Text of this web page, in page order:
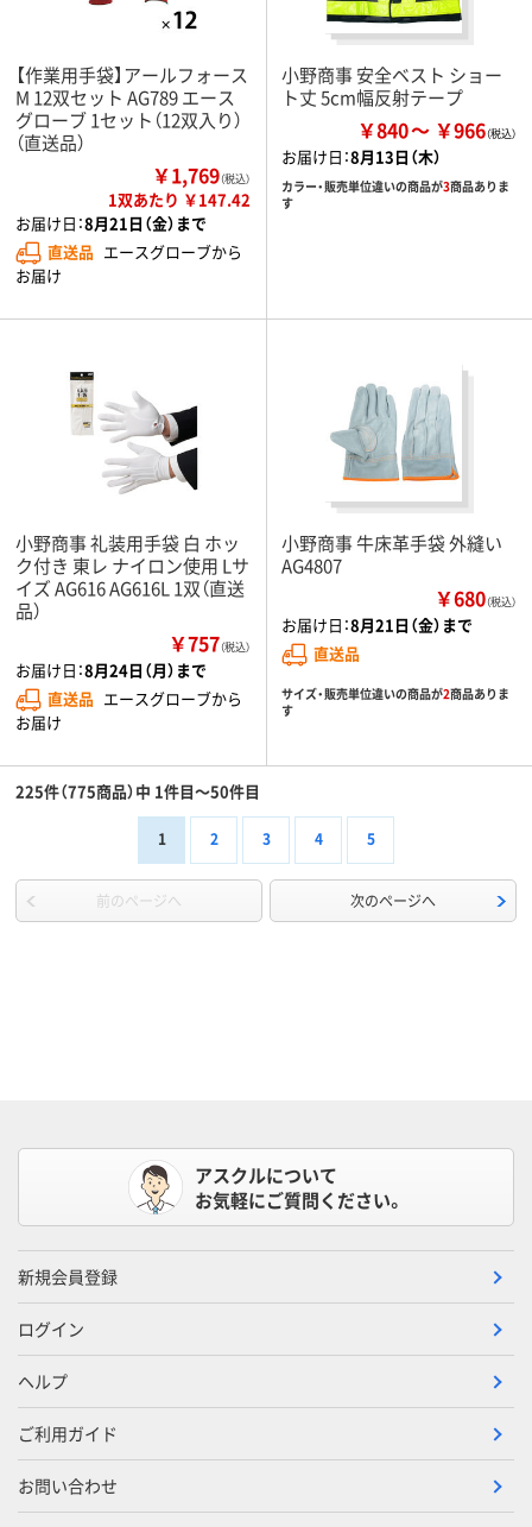
【作業用手袋】アールフォース
M 12双セット AG789 エース
グローブ 1セット（12双入り）
（直送品）
￥1,769（税込）
1双あたり ￥147.42
お届け日：8月21日（金）まで
直送品 エースグローブから
お届け
小野商事 安全ベスト ショー
ト丈 5cm幅反射テープ
￥840 ￥966
お届け日：8月13日（木）
カラー・販売単位違いの商品が3商品ありま
す
小野商事 礼装用手袋 白 ホッ
ク付き 東レ ナイロン使用 Lサ
イズ AG616 AG616L 1双（直送
品）
￥757（税込）
お届け日：8月24日（月）まで
直送品 エースグローブから
お届け
小野商事 牛床革手袋 外縫い
AG4807
￥680（税込）
お届け日：8月21日（金）まで
直送品
サイズ・販売単位違いの商品が2商品ありま
す
225件（775商品）中 1件目～50件目
1 2 3 4 5
前のページへ 次のページへ
アスクルについて
お気軽にご質問ください。
新規会員登録
ログイン
ヘルプ
ご利用ガイド
お問い合わせ